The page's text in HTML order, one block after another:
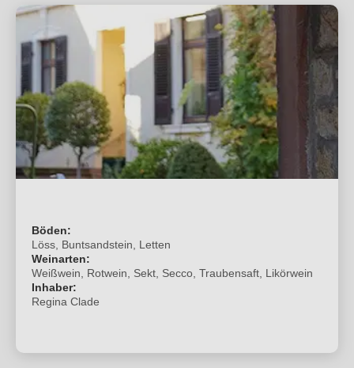
Böden:
Löss, Buntsandstein, Letten
Weinarten:
Weißwein, Rotwein, Sekt, Secco, Traubensaft, Likörwein
Inhaber:
Regina Clade